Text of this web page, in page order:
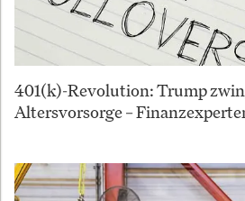
401(k)-Revolution: Trump
Altersvorsorge –